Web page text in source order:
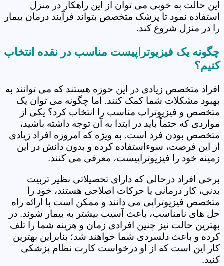
این حالت به خوبی می توان از این راهکار در منزل
استفاده نمود تا پزشک متخصص بتواند فرآیند درمان بیمار
را در منزل شروع کند.
چگونه یک فیزیوتراپیست مناسب در نقده انتخاب
کنیم؟
افراد متخصص زیادی در این حوزه هستند که می توانند به
بهبود مشکلات شما کمک کنند. اما چگونه می توان یک
متخصص و فیزیوتراپ مناسب را انتخاب کرد؟ یکی از
مواردی که حتماً باید در ابتدا به آن توجه داشته باشید،
متخصص بودن فرد است. به ویژه که امروزه افراد زیادی
از این فرصت، سوءاستفاده کرده و بدون دانش در این
زمینه خود را فیزیوتراپیست، معرفی می کنند.
برخی افراد درحالی که دارای تحصیلاتی نظیر تربیت
بدنی، کار درمانی یا حرکات اصلاحی هستند، خود را
متخصص فیزیوتراپی می دانند و ممکن است با ارائه راه
حل های نامناسب، باعث آسیب بیشتر به بیمار شوند. در
بهترین حالت نیز چنین افرادی زمان و هزینه شما را تلف
کرده و باعث دلسردی شما خواهند شد؛ بنابراین بهترین
کار این است که از او درخواست کارت نظام پزشکی
کنید.